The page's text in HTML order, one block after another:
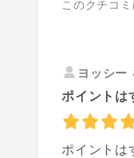
このクチコ
ヨッシー
ポイントは
ポイントは